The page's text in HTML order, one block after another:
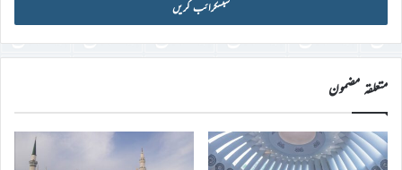
ڈی
درج
کریں
متعلقہ مضمون